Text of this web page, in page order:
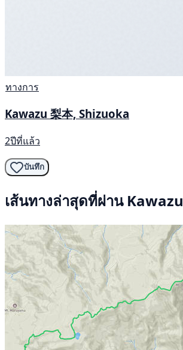
ทางการ
Kawazu 梨本, Shizuoka
2ปีที่แล้ว
บันทึก
เส้นทางล่าสุดที่ผ่าน Kawazu